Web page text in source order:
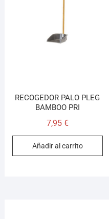
RECOGEDOR PALO PLEG
BAMBOO PRI
7,95 €
Añadir al carrito